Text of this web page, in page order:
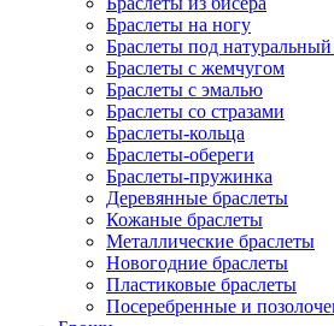
Браслеты на ногу
Браслеты под
Браслеты с жемчугом
Браслеты с эмалью
Браслеты со стразами
Браслеты-кольца
Браслеты-обереги
Браслеты-пружинка
Деревянные браслеты
Кожаные браслеты
Металлические браслеты
Новогодние браслеты
Пластиковые браслеты
Посеребренные и